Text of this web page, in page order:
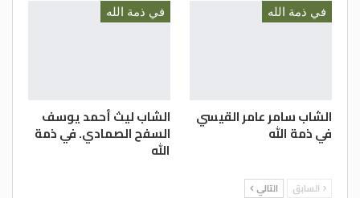
في ذمة الله
الشاب سامر عامر القيسي
في ذمة الله
في ذمة الله
الشاب ليث أحمد يوسف
السفح الصمادي. في ذمة
الله
السابق التالي